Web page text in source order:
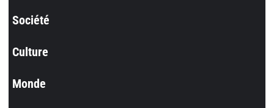
Société
Culture
Monde